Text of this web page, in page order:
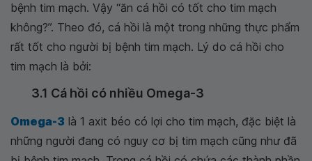
bệnh tim mạch. Vậy “ăn cá hồi có tốt cho tim mạch
không?”. Theo đó, cá hồi là một trong những thực phẩm
rất tốt cho người bị bệnh tim mạch. Lý do cá hồi cho
tim mạch là bởi:
3.1 Cá hồi có nhiều Omega-3
Omega-3 là 1 axit béo có lợi cho tim mạch, đặc biệt là
những người đang có nguy cơ bị tim mạch cũng như đã